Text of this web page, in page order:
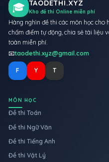
🎓 TAODETHI.XYZ
Kho đề thi Online miễn phí
Hàng nghìn đề thi các môn học cho
chấm điểm tự động, chia sẻ tài liệu
toàn miễn phí.
📧taodethi.xyz@gmail.com
F Y T
MÔN HỌC
Đề thi Toán
Đề thi Ngữ Văn
Đề thi Tiếng Anh
Đề thi Vật Lý